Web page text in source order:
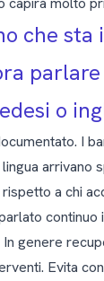
che sta
o
I
arrivano
a chi
continuo
genere
Evita